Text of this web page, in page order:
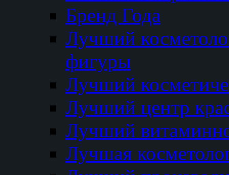
Бренд Года
Лучший
фигуры
Лучший
Лучший центр
Лучший
Лучшая